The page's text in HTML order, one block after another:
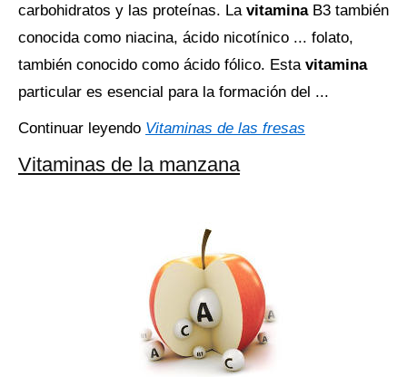
carbohidratos y las proteínas. La vitamina B3 también
conocida como niacina, ácido nicotínico ... folato,
también conocido como ácido fólico. Esta vitamina
particular es esencial para la formación del ...
Continuar leyendo Vitaminas de las fresas
Vitaminas de la manzana